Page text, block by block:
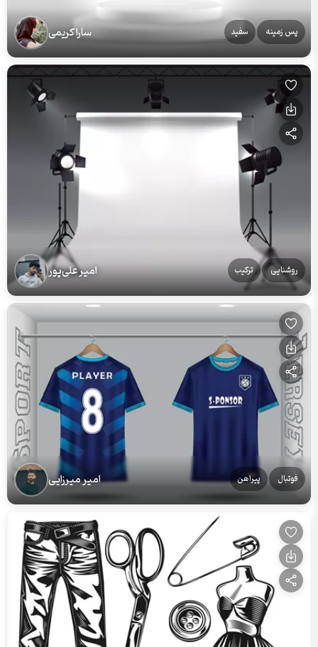
پس زمینه سفید سارا کریمی
روشنایی ترکیب امیر علی‌پور
فوتبال پیراهن امیر میرزایی